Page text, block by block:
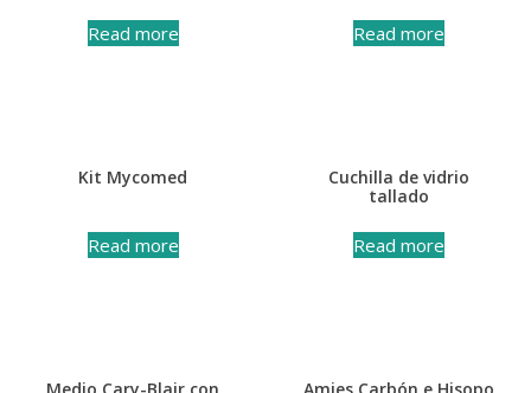
Read more Read more
Kit Mycomed
Read more
Cuchilla de vidrio
tallado
Read more